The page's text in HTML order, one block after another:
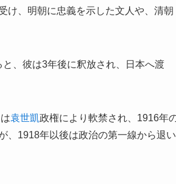
け、明朝に忠義を示した文人や、清朝
、彼は3年後に釈放され、日本へ渡
袁世凱政権により軟禁され、1916年
、1918年以後は政治の第一線から退い